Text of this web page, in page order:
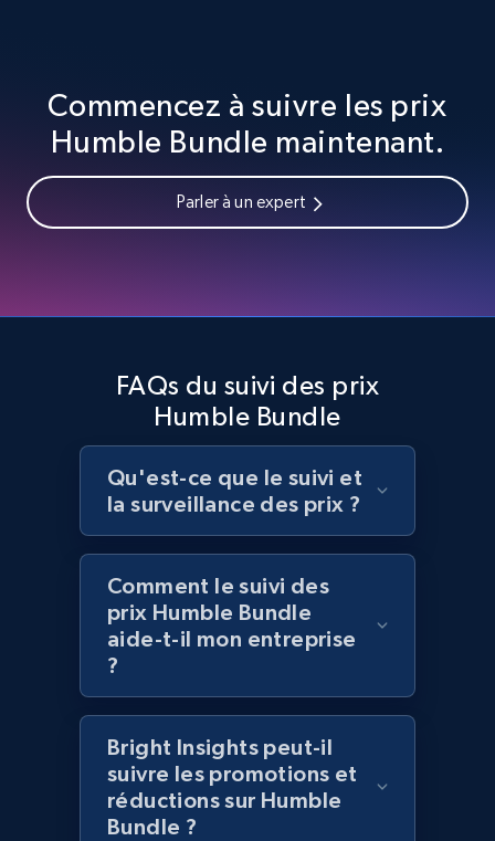
URL, Domain, Country code, Model number,
Sku, Product id, Product name, Manufacturer,
and more.
355+ Commencer
URL, Domain, Country code, Model number,
Sku, Product id, Product name, Manufacturer,
2.1K+ 355+ Commencer
Home Depot US - Discover products by
specified UPC
URL, Domain, Country code, Model number,
Sku, Product id, Product name, Manufacturer,
and more.
2.1K+ 355+ Commencer
Commencez à suivre les prix
Humble Bundle maintenant.
Parler à un expert
FAQs du suivi des prix
Humble Bundle
Qu'est-ce que le suivi et
la surveillance des prix ?
Comment le suivi des
prix Humble Bundle
aide-t-il mon entreprise
?
Bright Insights peut-il
suivre les promotions et
réductions sur Humble
Bundle ?